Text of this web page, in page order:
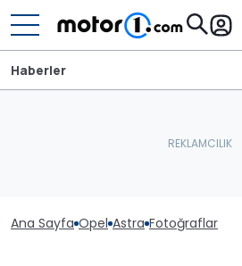
Haberler
Ana Sayfa Opel Astra Fotoğraflar